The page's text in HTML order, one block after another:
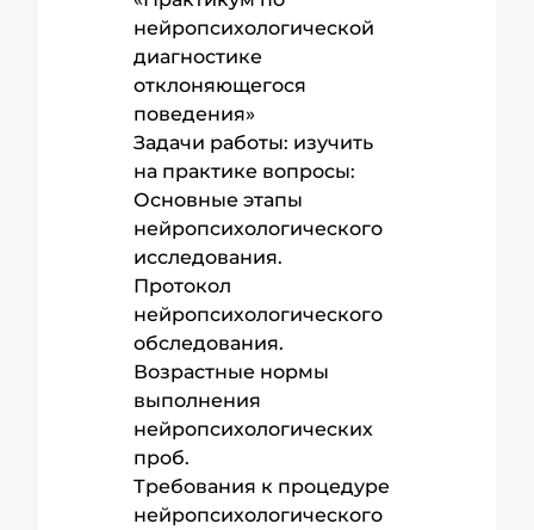
нейропсихологической
диагностике
отклоняющегося
поведения»
Задачи работы: изучить
на практике вопросы:
Основные этапы
нейропсихологического
исследования.
Протокол
нейропсихологического
обследования.
Возрастные нормы
выполнения
нейропсихологических
проб.
Требования к процедуре
нейропсихологического